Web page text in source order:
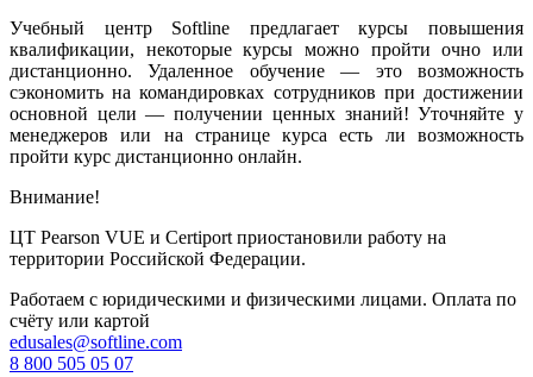
Учебный центр Softline предлагает курсы повышения
квалификации, некоторые курсы можно пройти очно или
дистанционно. Удаленное обучение — это возможность
сэкономить на командировках сотрудников при достижении
основной цели — получении ценных знаний! Уточняйте у
менеджеров или на странице курса есть ли возможность
пройти курс дистанционно онлайн.
Внимание!
ЦТ Pearson VUE и Certiport приостановили работу на
территории Российской Федерации.
Работаем с юридическими и физическими лицами. Оплата по
счёту или картой
edusales@softline.com
8 800 505 05 07